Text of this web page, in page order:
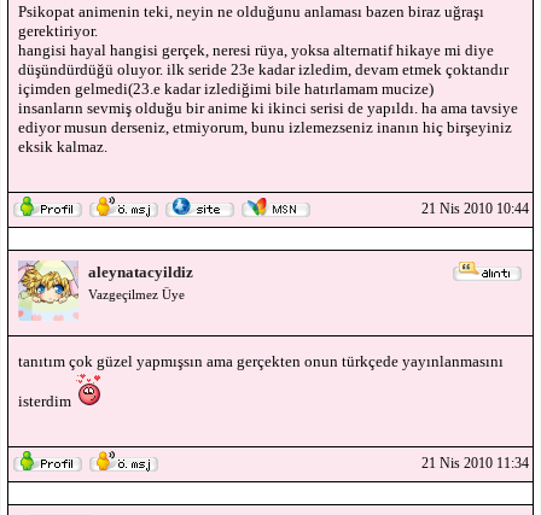
Psikopat animenin teki, neyin ne olduğunu anlaması bazen biraz uğraşı
gerektiriyor.
hangisi hayal hangisi gerçek, neresi rüya, yoksa alternatif hikaye mi diye
düşündürdüğü oluyor. ilk seride 23e kadar izledim, devam etmek çoktandır
içimden gelmedi(23.e kadar izlediğimi bile hatırlamam mucize)
insanların sevmiş olduğu bir anime ki ikinci serisi de yapıldı. ha ama tavsiye
ediyor musun derseniz, etmiyorum, bunu izlemezseniz inanın hiç birşeyiniz
eksik kalmaz.
21 Nis 2010 10:44
aleynatacyildiz
Vazgeçilmez Üye
tanıtım çok güzel yapmışsın ama gerçekten onun türkçede yayınlanmasını
isterdim
21 Nis 2010 11:34